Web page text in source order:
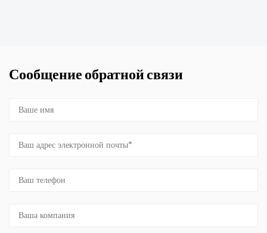
Сообщение обратной связи